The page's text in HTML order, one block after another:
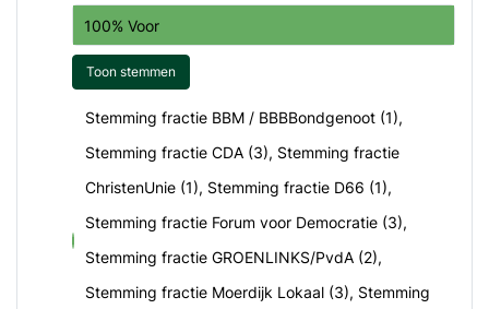
100% Voor
Toon stemmen
voor
Stemming fractie BBM / BBBBondgenoot (1),
Stemming fractie CDA (3), Stemming fractie
ChristenUnie (1), Stemming fractie D66 (1),
Stemming fractie Forum voor Democratie (3),
Stemming fractie GROENLINKS/PvdA (2),
Stemming fractie Moerdijk Lokaal (3), Stemming